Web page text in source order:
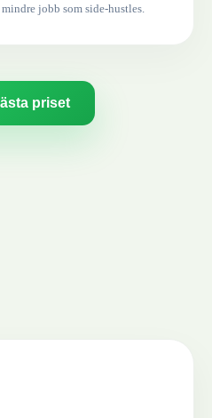
jobb som side-hustles.
priset